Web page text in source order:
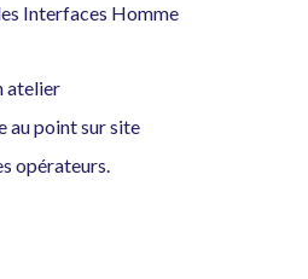
Interfaces Homme
atelier
au point sur site
opérateurs.